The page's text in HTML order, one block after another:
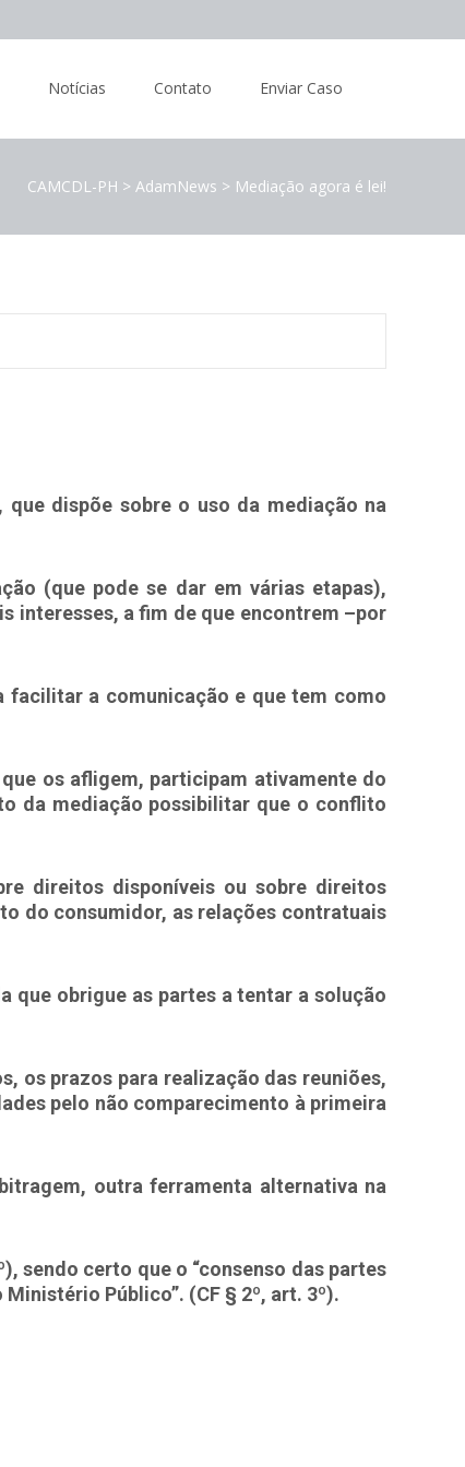
Notícias Contato Enviar Caso
CAMCDL-PH > AdamNews > Mediação agora é lei!
, que dispõe sobre o uso da mediação na
(que pode se dar em várias etapas),
interesses, a fim de que encontrem –por
facilitar a comunicação e que tem como
os afligem, participam ativamente do
da mediação possibilitar que o conflito
direitos disponíveis ou sobre direitos
do consumidor, as relações contratuais
que obrigue as partes a tentar a solução
os prazos para realização das reuniões,
pelo não comparecimento à primeira
outra ferramenta alternativa na
sendo certo que o “consenso das partes
Público”. (CF § 2º, art. 3º).